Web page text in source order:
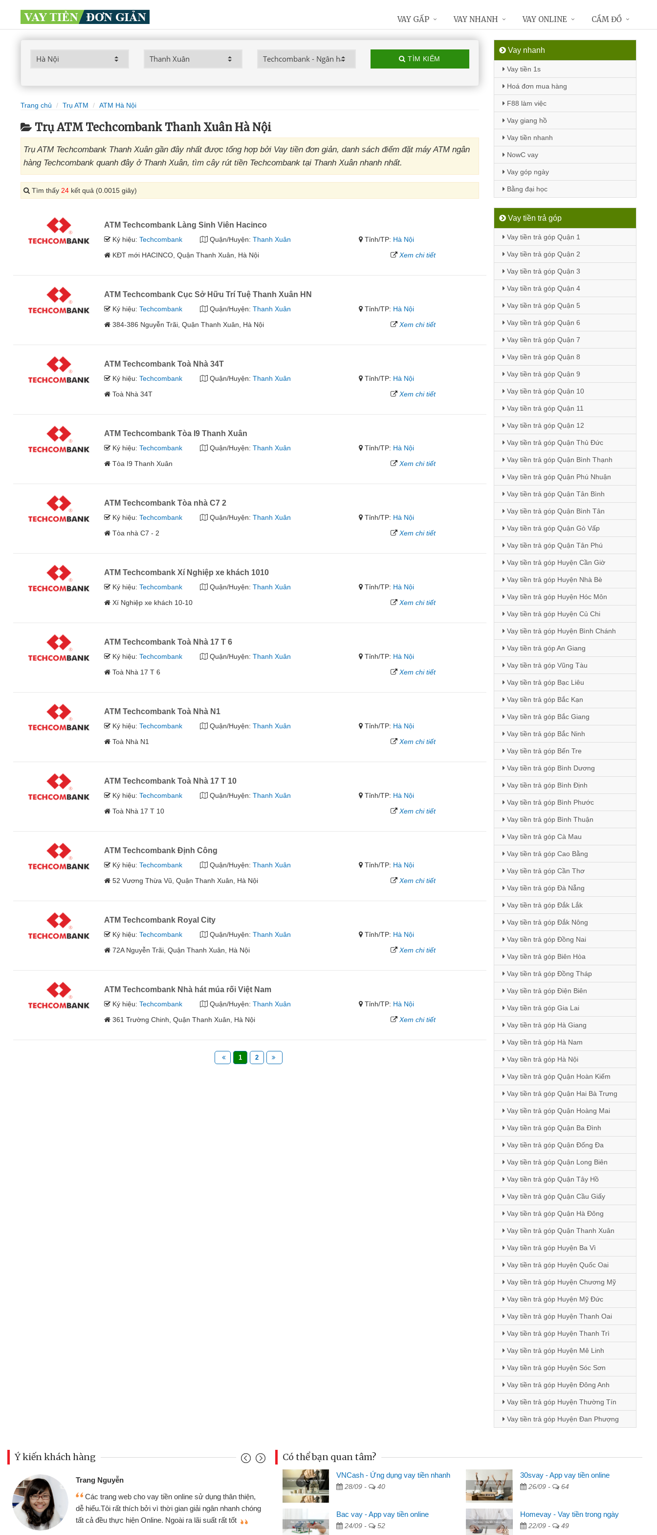
TÌM KIẾM
Trang chủ Trụ ATM ATM Hà Nội
Trụ ATM Techcombank Thanh Xuân Hà Nội
Trụ ATM Techcombank Thanh Xuân gần đây nhất được tổng hợp bởi Vay tiền đơn giản, danh sách điểm đặt máy ATM ngân
hàng Techcombank quanh đây ở Thanh Xuân, tìm cây rút tiền Techcombank tại Thanh Xuân nhanh nhất.
Tìm thấy 24 kết quả (0.0015 giây)
ATM Techcombank Làng Sinh Viên Hacinco
Ký hiệu:Techcombank Quận/Huyện: Thanh Xuân Tỉnh/TP: Hà Nội
KĐT mới HACINCO, Quận Thanh Xuân, Hà Nội
Xem chi tiết
ATM Techcombank Cục Sở Hữu Trí Tuệ Thanh Xuân HN
Ký hiệu:Techcombank Quận/Huyện: Thanh Xuân Tỉnh/TP: Hà Nội
384-386 Nguyễn Trãi, Quận Thanh Xuân, Hà Nội
Xem chi tiết
ATM Techcombank Toà Nhà 34T
Ký hiệu:Techcombank Quận/Huyện: Thanh Xuân Tỉnh/TP: Hà Nội
Toà Nhà 34T
Xem chi tiết
ATM Techcombank Tòa I9 Thanh Xuân
Ký hiệu:Techcombank Quận/Huyện: Thanh Xuân Tỉnh/TP: Hà Nội
Tòa I9 Thanh Xuân
Xem chi tiết
ATM Techcombank Tòa nhà C7 2
Ký hiệu:Techcombank Quận/Huyện: Thanh Xuân Tỉnh/TP: Hà Nội
Tòa nhà C7 - 2
Xem chi tiết
ATM Techcombank Xí Nghiệp xe khách 1010
Ký hiệu:Techcombank Quận/Huyện: Thanh Xuân Tỉnh/TP: Hà Nội
Xí Nghiệp xe khách 10-10
Xem chi tiết
ATM Techcombank Toà Nhà 17 T 6
Ký hiệu:Techcombank Quận/Huyện: Thanh Xuân Tỉnh/TP: Hà Nội
Toà Nhà 17 T 6
Xem chi tiết
ATM Techcombank Toà Nhà N1
Ký hiệu:Techcombank Quận/Huyện: Thanh Xuân Tỉnh/TP: Hà Nội
Toà Nhà N1
Xem chi tiết
ATM Techcombank Toà Nhà 17 T 10
Ký hiệu:Techcombank Quận/Huyện: Thanh Xuân Tỉnh/TP: Hà Nội
Toà Nhà 17 T 10
Xem chi tiết
ATM Techcombank Định Công
Ký hiệu:Techcombank Quận/Huyện: Thanh Xuân Tỉnh/TP: Hà Nội
52 Vương Thừa Vũ, Quận Thanh Xuân, Hà Nội
Xem chi tiết
ATM Techcombank Royal City
Ký hiệu:Techcombank Quận/Huyện: Thanh Xuân Tỉnh/TP: Hà Nội
72A Nguyễn Trãi, Quận Thanh Xuân, Hà Nội
Xem chi tiết
ATM Techcombank Nhà hát múa rối Việt Nam
Ký hiệu:Techcombank Quận/Huyện: Thanh Xuân Tỉnh/TP: Hà Nội
361 Trường Chinh, Quận Thanh Xuân, Hà Nội
Xem chi tiết
1 2
Vay nhanh
Vay tiền 1s
Hoá đơn mua hàng
F88 làm việc
Vay giang hồ
Vay tiền nhanh
NowC vay
Vay góp ngày
Bằng đại học
Vay tiền trả góp
Vay tiền trả góp Quận 1
Vay tiền trả góp Quận 2
Vay tiền trả góp Quận 3
Vay tiền trả góp Quận 4
Vay tiền trả góp Quận 5
Vay tiền trả góp Quận 6
Vay tiền trả góp Quận 7
Vay tiền trả góp Quận 8
Vay tiền trả góp Quận 9
Vay tiền trả góp Quận 10
Vay tiền trả góp Quận 11
Vay tiền trả góp Quận 12
Vay tiền trả góp Quận Thủ Đức
Vay tiền trả góp Quận Bình Thạnh
Vay tiền trả góp Quận Phú Nhuận
Vay tiền trả góp Quận Tân Bình
Vay tiền trả góp Quận Bình Tân
Vay tiền trả góp Quận Gò Vấp
Vay tiền trả góp Quận Tân Phú
Vay tiền trả góp Huyện Cần Giờ
Vay tiền trả góp Huyện Nhà Bè
Vay tiền trả góp Huyện Hóc Môn
Vay tiền trả góp Huyện Củ Chi
Vay tiền trả góp Huyện Bình Chánh
Vay tiền trả góp An Giang
Vay tiền trả góp Vũng Tàu
Vay tiền trả góp Bạc Liêu
Vay tiền trả góp Bắc Kạn
Vay tiền trả góp Bắc Giang
Vay tiền trả góp Bắc Ninh
Vay tiền trả góp Bến Tre
Vay tiền trả góp Bình Dương
Vay tiền trả góp Bình Định
Vay tiền trả góp Bình Phước
Vay tiền trả góp Bình Thuận
Vay tiền trả góp Cà Mau
Vay tiền trả góp Cao Bằng
Vay tiền trả góp Cần Thơ
Vay tiền trả góp Đà Nẵng
Vay tiền trả góp Đắk Lắk
Vay tiền trả góp Đắk Nông
Vay tiền trả góp Đồng Nai
Vay tiền trả góp Biên Hòa
Vay tiền trả góp Đồng Tháp
Vay tiền trả góp Điện Biên
Vay tiền trả góp Gia Lai
Vay tiền trả góp Hà Giang
Vay tiền trả góp Hà Nam
Vay tiền trả góp Hà Nội
Vay tiền trả góp Quận Hoàn Kiếm
Vay tiền trả góp Quận Hai Bà Trưng
Vay tiền trả góp Quận Hoàng Mai
Vay tiền trả góp Quận Ba Đình
Vay tiền trả góp Quận Đống Đa
Vay tiền trả góp Quận Long Biên
Vay tiền trả góp Quận Tây Hồ
Vay tiền trả góp Quận Cầu Giấy
Vay tiền trả góp Quận Hà Đông
Vay tiền trả góp Quận Thanh Xuân
Vay tiền trả góp Huyện Ba Vì
Vay tiền trả góp Huyện Quốc Oai
Vay tiền trả góp Huyện Chương Mỹ
Vay tiền trả góp Huyện Mỹ Đức
Vay tiền trả góp Huyện Thanh Oai
Vay tiền trả góp Huyện Thanh Trì
Vay tiền trả góp Huyện Mê Linh
Vay tiền trả góp Huyện Sóc Sơn
Vay tiền trả góp Huyện Đông Anh
Vay tiền trả góp Huyện Thường Tín
Vay tiền trả góp Huyện Đan Phượng
VAY GẤP VAY NHANH VAY ONLINE CẦM ĐỒ
Ý kiến khách hàng
thiện,
chóng
Đoàn Hữu Cảnh
Mình cần tiền gấp nên định cầm cố chiếc xe wave
nhưng thật may đã có gói vay tiền bằng CMND online
không cần gặp mặt nên rất tiện lợi, sẽ giới thiệu cho bạn
Mai Lan - Sinh viên
Tôi biết đến thông qua quảng cáo trên facebook. Tôi là
sinh viên nên cần đóng tiền nhà, sinh nhật bạn bè, mà đọc
thấy thủ tục nhanh gọn nên tôi quyết định vay
Có thể bạn quan tâm?
VNCash - Ứng dụng vay tiền nhanh
28/09 - 40
30svay - App vay tiền online
26/09 - 64
Bac vay - App vay tiền online
24/09 - 52
Homevay - Vay tiền trong ngày
22/09 - 49